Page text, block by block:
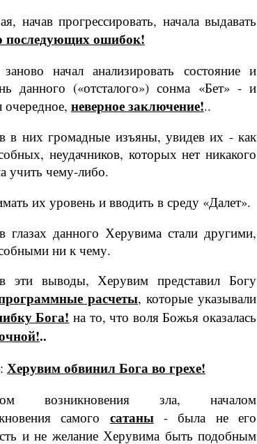
начав прогрессировать, нача­ла выдавать
последующих ошибок!
начал анализировать состояние и
данного («отста­лого») сонма «Бет» - и
очеред­ное, неверное заключение!..
в них громадные изъяны, уви­дев их - как
неудачников, которых нет никакого
учить чему-либо.
их уровень и вводить в среду «Далет».
глазах данного Херувима стали другими,
ни к чему.
эти выводы, Херувим предста­вил Богу
расче­ты, которые указывали
Бога! на то, что воля Божья оказалась
..
Херувим обвинил Бога во грехе!
возникновения зла, началом
самого сатаны- была не его
и не желание Херувима быть подобным